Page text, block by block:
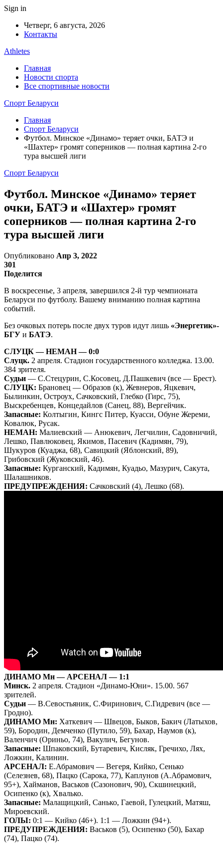
Sign in
Четверг, 6 августа, 2026
Контакты
Athletes
Главная
Новости спорта
Все спортивные новости
Спорт Беларуси
Главная
Спорт Беларуси
Футбол. Минское «Динамо» теряет очки, БАТЭ и
«Шахтер» громят соперников — полная картина 2-го
тура высшей лиги
Спорт Беларуси
Футбол. Минское «Динамо» теряет
очки, БАТЭ и «Шахтер» громят
соперников — полная картина 2-го
тура высшей лиги
Опубликовано Апр 3, 2022
301
Поделится
В воскресенье, 3 апреля, завершился 2-й тур чемпионата
Беларуси по футболу. Вашему вниманию полная картина
событий.
Без очковых потерь после двух туров идут лишь «Энергетик»-
БГУ и БАТЭ.
СЛУЦК — НЕМАН — 0:0
Слуцк. 2 апреля. Стадион государственного колледжа. 13.00.
384 зрителя.
Судьи — С.Стецурин, С.Косовец, Д.Пашкевич (все — Брест).
СЛУЦК: Брановец — Образов (к), Жевнеров, Яцкевич,
Былинкин, Остроух, Сачковский, Глебко (Гирс, 75),
Выскребенцев, Концедайлов (Санец, 88), Вергейчик.
Запасные: Колтыгин, Кингс Питер, Куасси, Обуне Жереми,
Ковалюк, Русак.
НЕМАН: Малиевский — Анюкевич, Легчилин, Садовничий,
Лешко, Павлюковец, Якимов, Пасевич (Кадимян, 79),
Шукуров (Куаджа, 68), Савицкий (Яблонский, 89),
Грибовский (Жуковский, 46).
Запасные: Курганский, Кадимян, Куадьо, Мазурич, Сакута,
Шалашников.
ПРЕДУПРЕЖДЕНИЯ: Сачковский (4), Лешко (68).
ДИНАМО Мн — АРСЕНАЛ — 1:1
Минск. 2 апреля. Стадион «Динамо-Юни». 15.00. 567
зрителей.
Судьи — В.Севостьяник, С.Фиринович, С.Гидревич (все —
Гродно).
ДИНАМО Мн: Хаткевич — Швецов, Быков, Бакич (Латыхов,
59), Бородин, Демченко (Путило, 59), Бахар, Наумов (к),
Валенчич (Ориньо, 74), Вакулич, Бегунов.
Запасные: Шпаковский, Бутаревич, Кисляк, Гречихо, Лях,
Ложкин, Калинин.
АРСЕНАЛ: Е.Абрамович — Вегеря, Кийко, Сенько
(Селезнев, 68), Пацко (Сарока, 77), Каплунов (А.Абрамович,
95+), Хайманов, Васьков (Сазонович, 90), Скшинецкий,
Осипенко (к), Хвалько.
Запасные: Малащицкий, Санько, Гаевой, Гулецкий, Матяш,
Мироевский.
ГОЛЫ: 0:1 — Кийко (46+). 1:1 — Ложкин (94+).
ПРЕДУПРЕЖДЕНИЯ: Васьков (5), Осипенко (50), Бахар
(74), Пацко (74).